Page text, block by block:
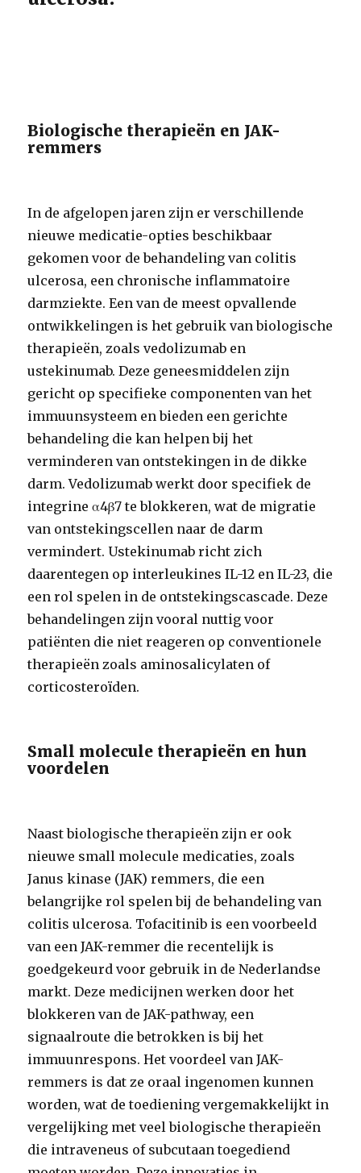
Biologische therapieën en JAK-
remmers
In de afgelopen jaren zijn er verschillende
nieuwe medicatie-opties beschikbaar
gekomen voor de behandeling van colitis
ulcerosa, een chronische inflammatoire
darmziekte. Een van de meest opvallende
ontwikkelingen is het gebruik van biologische
therapieën, zoals vedolizumab en
ustekinumab. Deze geneesmiddelen zijn
gericht op specifieke componenten van het
immuunsysteem en bieden een gerichte
behandeling die kan helpen bij het
verminderen van ontstekingen in de dikke
darm. Vedolizumab werkt door specifiek de
integrine α4β7 te blokkeren, wat de migratie
van ontstekingscellen naar de darm
vermindert. Ustekinumab richt zich
daarentegen op interleukines IL-12 en IL-23, die
een rol spelen in de ontstekingscascade. Deze
behandelingen zijn vooral nuttig voor
patiënten die niet reageren op conventionele
therapieën zoals aminosalicylaten of
corticosteroïden.
Small molecule therapieën en hun
voordelen
Naast biologische therapieën zijn er ook
nieuwe small molecule medicaties, zoals
Janus kinase (JAK) remmers, die een
belangrijke rol spelen bij de behandeling van
colitis ulcerosa. Tofacitinib is een voorbeeld
van een JAK-remmer die recentelijk is
goedgekeurd voor gebruik in de Nederlandse
markt. Deze medicijnen werken door het
blokkeren van de JAK-pathway, een
signaalroute die betrokken is bij het
immuunrespons. Het voordeel van JAK-
remmers is dat ze oraal ingenomen kunnen
worden, wat de toediening vergemakkelijkt in
vergelijking met veel biologische therapieën
die intraveneus of subcutaan toegediend